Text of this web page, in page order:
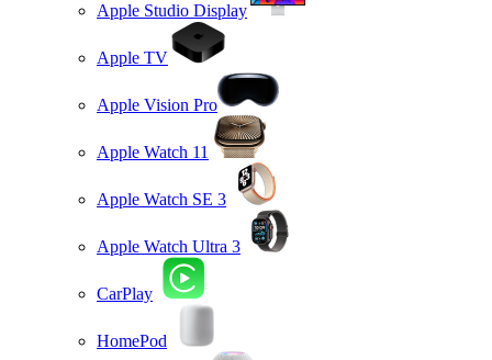
Apple Studio Display
Apple TV
Apple Vision Pro
Apple Watch 11
Apple Watch SE 3
Apple Watch Ultra 3
CarPlay
HomePod